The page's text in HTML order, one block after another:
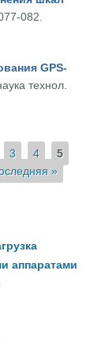
082.
GPS-
технол.
3 4
5
»
аппаратами